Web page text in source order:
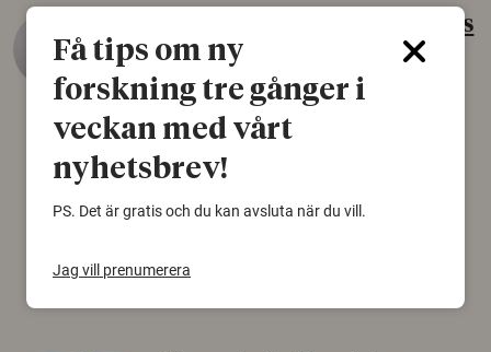
Gammalt skinn var Sveriges
äldsta sko
22 juni 2026
Det som arkeologer länge trodde var en
björnfäll visar sig vara delar av en 2000 år
gammal sko. Fyndet bär spår av romerskt
skomode och beskrivs som mycket ovanligt i
Arkeologi
Få tips om ny
forskning tre gånger i
veckan med vårt
nyhetsbrev!
PS. Det är gratis och du kan avsluta när du vill.
Jag vill prenumerera